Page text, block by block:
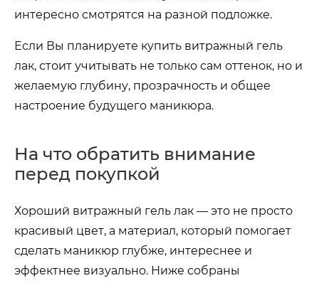
интересно смотрятся на разной подложке.
Если Вы планируете купить витражный гель
лак, стоит учитывать не только сам оттенок, но и
желаемую глубину, прозрачность и общее
настроение будущего маникюра.
На что обратить внимание
перед покупкой
Хороший витражный гель лак — это не просто
красивый цвет, а материал, который помогает
сделать маникюр глубже, интереснее и
эффектнее визуально. Ниже собраны